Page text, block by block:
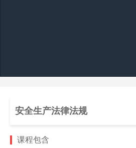
安全生产法律法规
课程包含